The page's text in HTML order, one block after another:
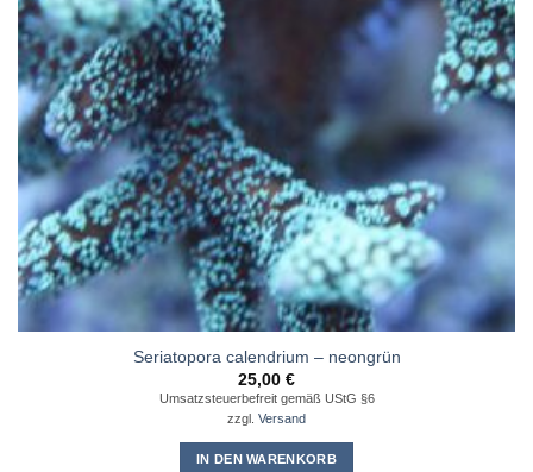
Seriatopora calendrium – neongrün
25,00 €
Umsatzsteuerbefreit gemäß UStG §6
zzgl. Versand
IN DEN WARENKORB